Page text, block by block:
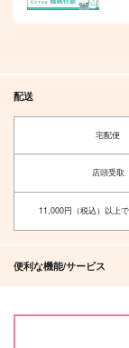
NIGHT TUNE
gloria
472円（税込）
Dr.レイシオ×アベンチュリン
サンプル
配送
宅配便
店頭受取
11,000円（税込）以上
便利な機能/サービス